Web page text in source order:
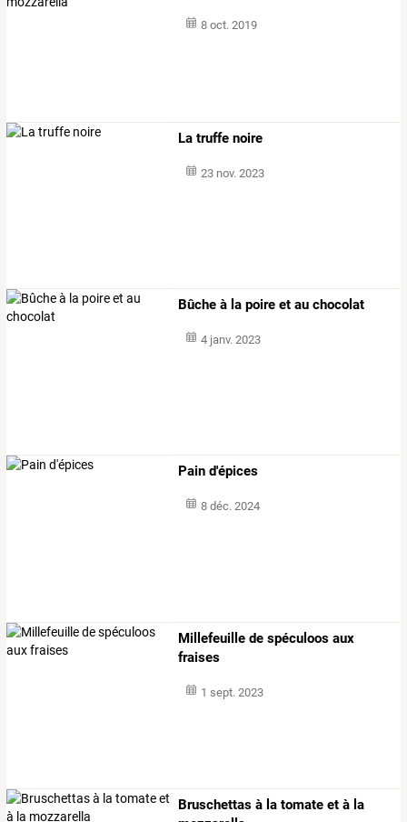
8 oct. 2019
La truffe noire
23 nov. 2023
Bûche à la poire et au chocolat
4 janv. 2023
Pain d'épices
8 déc. 2024
Millefeuille de spéculoos aux
fraises
1 sept. 2023
Bruschettas à la tomate et à la